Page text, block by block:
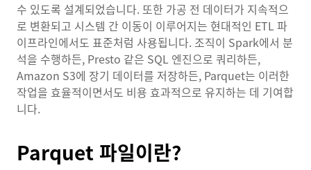
수 있도록 설계되었습니다. 또한 가공 전 데이터가 지속적으
로 변환되고 시스템 간 이동이 이루어지는 현대적인 ETL 파
이프라인에서도 표준처럼 사용됩니다. 조직이 Spark에서 분
석을 수행하든, Presto 같은 SQL 엔진으로 쿼리하든,
Amazon S3에 장기 데이터를 저장하든, Parquet는 이러한
작업을 효율적이면서도 비용 효과적으로 유지하는 데 기여합
니다.
Parquet 파일이란?